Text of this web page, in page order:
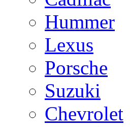
Hummer
Lexus
Porsche
Suzuki
Chevrolet